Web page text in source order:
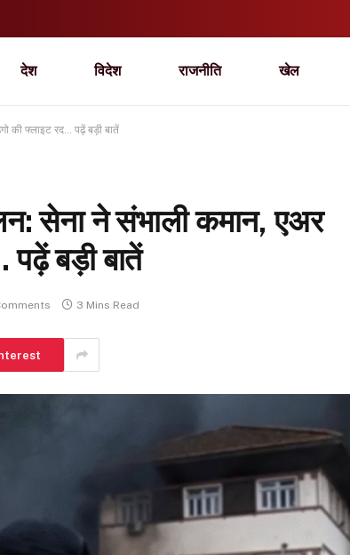
देश विदेश राजनीति खेल
की फ्लाइट रद… पढ़ें बड़ी बातें
सेना ने संभाली कमान, एअर
पढ़ें बड़ी बातें
3 Mins Read